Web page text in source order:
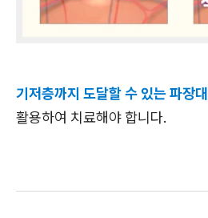
기저층까지 도달할 수 있는 파장대
활용하여 치료해야 합니다.